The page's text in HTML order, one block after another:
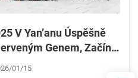
V Yan’anu Úspěšně
Genem, Začíná
Ambicí, Získání Důvěry
01/15